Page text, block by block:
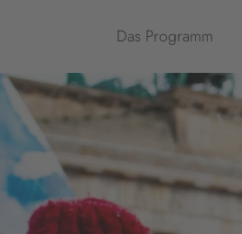
Das Programm